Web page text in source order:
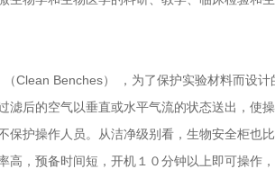
（Clean Benches） ，为了保护实验材料而设
后的空气以垂直或水平气流的状态送出，使
保护操作人员。从洁净级别看，生物安全柜也
，预备时间短，开机１０分钟以上即可操作，